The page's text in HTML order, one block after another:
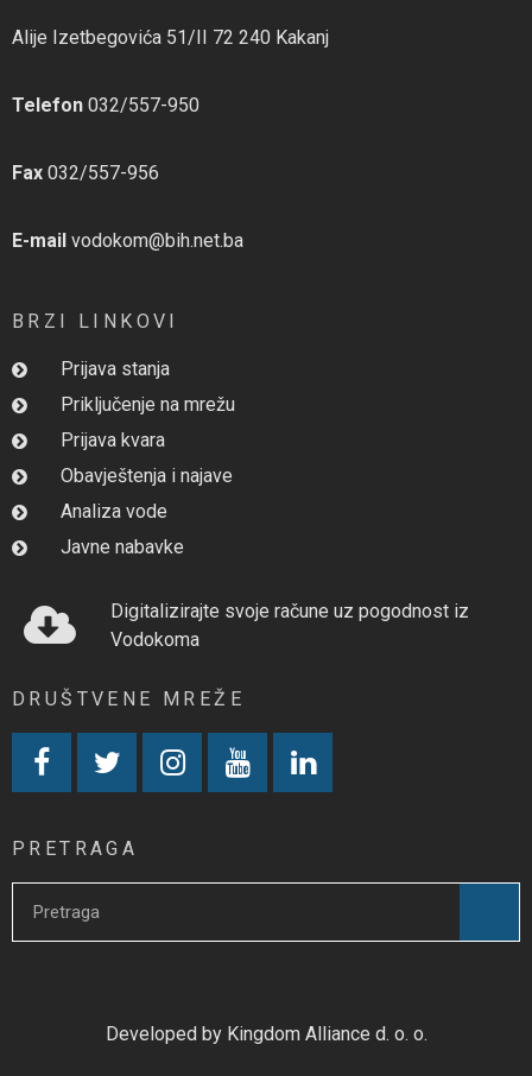
Alije Izetbegovića 51/II 72 240 Kakanj
Telefon 032/557-950
Fax 032/557-956
E-mail vodokom@bih.net.ba
BRZI LINKOVI
Prijava stanja
Priključenje na mrežu
Prijava kvara
Obavještenja i najave
Analiza vode
Javne nabavke
Digitalizirajte svoje račune uz pogodnost iz
Vodokoma
DRUŠTVENE MREŽE
PRETRAGA
Developed by Kingdom Alliance d. o. o.